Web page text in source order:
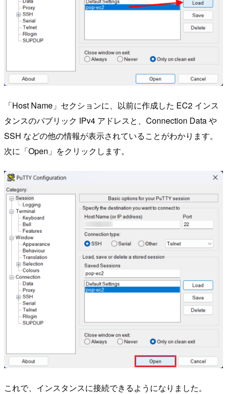
「Host Name」セクションに、以前に作成した EC2 インス
タンスのパブリック IPv4 アドレスと、Connection Data や
SSH などの他の情報が表示されていることがわかります。
次に「Open」をクリックします。
これで、インスタンスに接続できるようになりました。